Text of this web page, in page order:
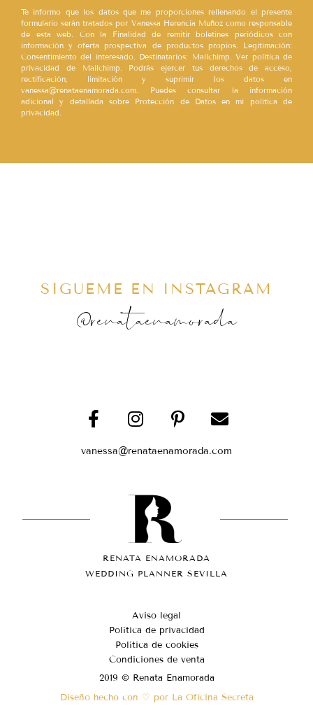
Te informo que los datos que me proporciones rellenando el presente
formulario serán tratados por Vanessa Herencia Muñoz como responsable
de esta web. Con la Finalidad de remitir boletines periódicos con
información y oferta prospectiva de productos propios. Legitimación:
Consentimiento del interesado. Destinatarios: Mailchimp. Ver política de
privacidad de Mailchimp. Podrás ejercer tus derechos de acceso,
rectificación, limitación y suprimir los datos en
vanessa@renataenamorada.com. Puedes consultar la información
adicional y detallada sobre Protección de Datos en mi política de
privacidad.
SÍGUEME EN INSTAGRAM
@renataenamorada
vanessa@renataenamorada.com
RENATA ENAMORADA
WEDDING PLANNER SEVILLA
Aviso legal
Política de privacidad
Política de cookies
Condiciones de venta
2019 © Renata Enamorada
Diseño hecho con ♡ por La Oficina Secreta